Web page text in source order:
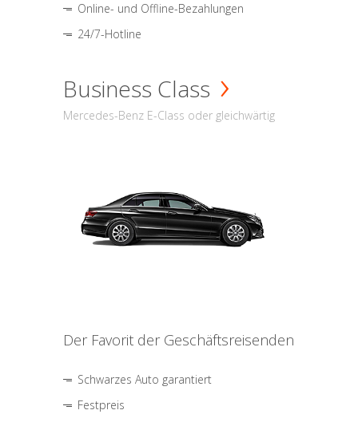
Online- und Offline-Bezahlungen
24/7-Hotline
Business Class
Mercedes-Benz E-Class oder gleichwärtig
Der Favorit der Geschäftsreisenden
Schwarzes Auto garantiert
Festpreis